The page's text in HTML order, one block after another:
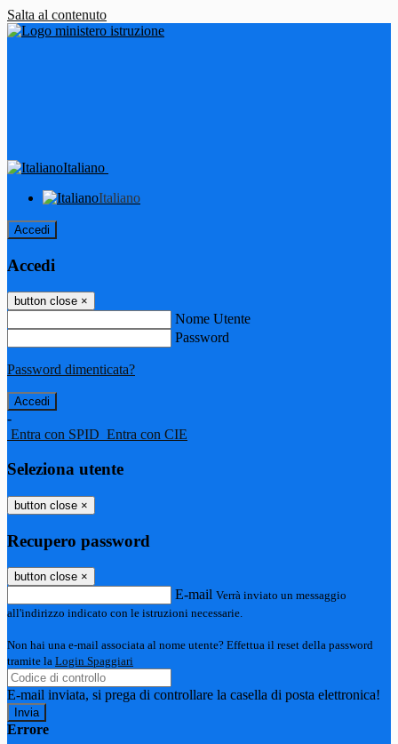
Salta al contenuto
Italiano
Italiano
Accedi
Accedi
button close ×
Nome Utente
Password
Password dimenticata?
-
Entra con SPID Entra con CIE
Seleziona utente
button close ×
Recupero password
button close ×
E-mail Verrà inviato un messaggio
all'indirizzo indicato con le istruzioni necessarie.
Non hai una e-mail associata al nome utente? Effettua il reset della password
tramite la Login Spaggiari
E-mail inviata, si prega di controllare la casella di posta elettronica!
Errore